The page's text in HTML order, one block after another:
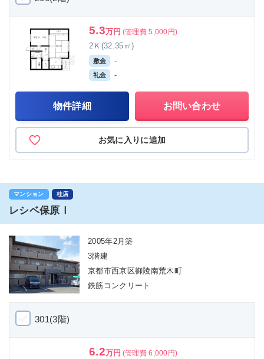
5.3万円 (管理費 5,000円)
2Ｋ(32.35㎡)
敷金 -
礼金 -
物件詳細 お問い合わせ
お気に入りに追加
マンション 桂店
レシベ保原Ⅰ
2005年2月築
3階建
京都市西京区御陵南荒木町
鉄筋コンクリート
301(3階)
6.2万円 (管理費 6,000円)